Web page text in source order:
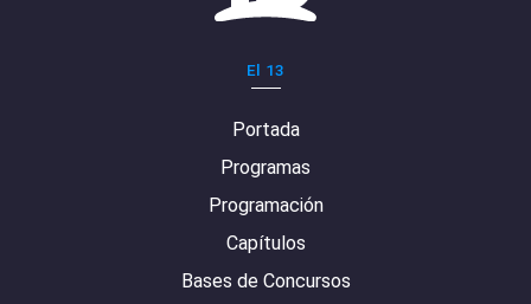
El 13
Portada
Programas
Programación
Capítulos
Bases de Concursos